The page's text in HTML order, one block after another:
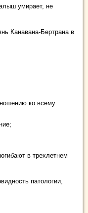
умирает, не
Канавана-Бертрана в
ко всему
в трехлетнем
патологии,